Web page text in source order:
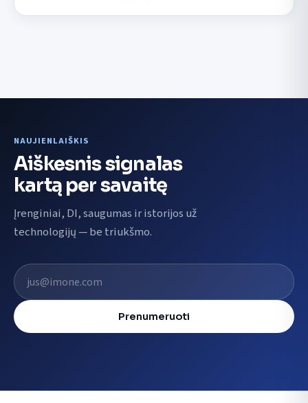
NAUJIENLAIŠKIS
Aiškesnis signalas
kartą per savaitę
Įrenginiai, DI, saugumas ir istorijos už
technologijų — be triukšmo.
El. pašto adresas
Prenumeruoti